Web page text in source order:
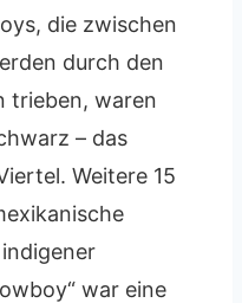
die zwischen
durch den
trieben, waren
– das
Weitere 15
war eine